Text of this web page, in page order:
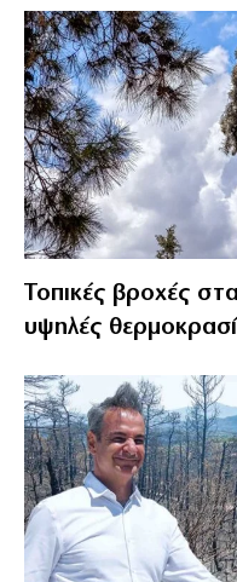
Τοπικές βροχές
υψηλές